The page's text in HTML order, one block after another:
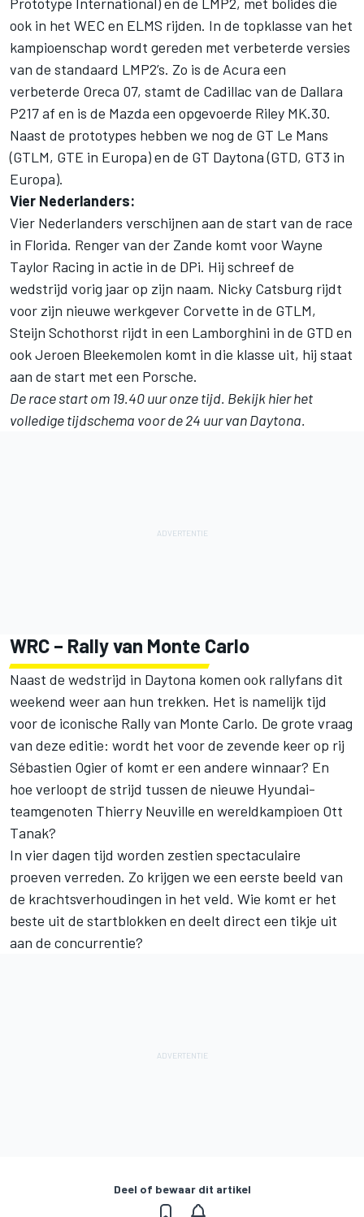
ook in het WEC en ELMS rijden. In de topklasse van het
kampioenschap wordt gereden met verbeterde versies
van de standaard LMP2’s. Zo is de Acura een
verbeterde Oreca 07, stamt de Cadillac van de Dallara
P217 af en is de Mazda een opgevoerde Riley MK.30.
Naast de prototypes hebben we nog de GT Le Mans
(GTLM, GTE in Europa) en de GT Daytona (GTD, GT3 in
Europa).
Vier Nederlanders:
Vier Nederlanders verschijnen aan de start van de race
in Florida. Renger van der Zande komt voor Wayne
Taylor Racing in actie in de DPi. Hij schreef de
wedstrijd vorig jaar op zijn naam. Nicky Catsburg rijdt
voor zijn nieuwe werkgever Corvette in de GTLM,
Steijn Schothorst rijdt in een Lamborghini in de GTD en
ook Jeroen Bleekemolen komt in die klasse uit, hij staat
aan de start met een Porsche.
De race start om 19.40 uur onze tijd. Bekijk hier het
volledigetijdschema voor de 24 uur van Daytona.
WRC – Rally van Monte Carlo
Naast de wedstrijd in Daytona komen ook rallyfans dit
weekend weer aan hun trekken. Het is namelijk tijd
voor de iconische Rally van Monte Carlo. De grote vraag
van deze editie: wordt het voor de zevende keer op rij
Sébastien Ogier of komt er een andere winnaar? En
hoe verloopt de strijd tussen de nieuwe Hyundai-
teamgenoten Thierry Neuville en wereldkampioen Ott
Tanak?
In vier dagen tijd worden zestien spectaculaire
proeven verreden. Zo krijgen we een eerste beeld van
de krachtsverhoudingen in het veld. Wie komt er het
beste uit de startblokken en deelt direct een tikje uit
aan de concurrentie?
Deel of bewaar dit artikel